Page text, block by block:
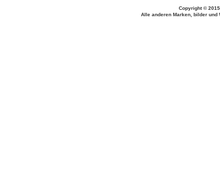
Copyright ©
Alle anderen Marken, bilder und